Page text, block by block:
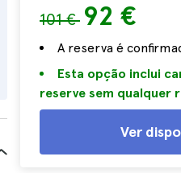
101 € 92 €
A reserva é
Esta opção inclui
reserve sem qualquer
Ver